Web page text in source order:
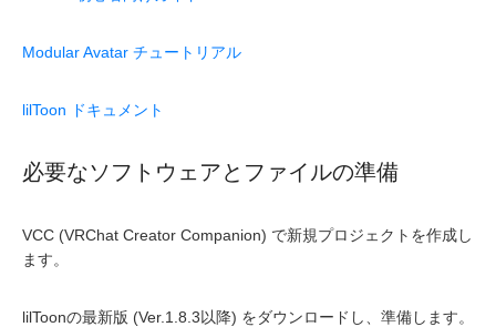
Modular Avatar チュートリアル
lilToon ドキュメント
必要なソフトウェアとファイルの準備
VCC (VRChat Creator Companion) で新規プロジェクトを作成し
ます。
lilToonの最新版 (Ver.1.8.3以降) をダウンロードし、準備します。